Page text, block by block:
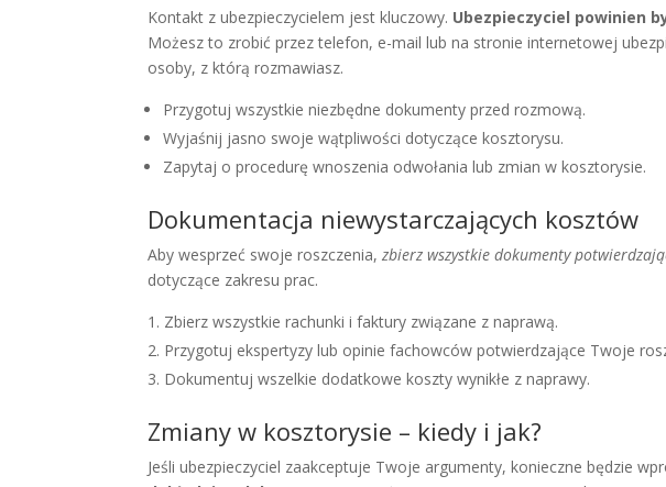
Kontakt z ubezpieczycielem jest kluczowy. Ubezpieczyciel powinien
Możesz to zrobić przez telefon, e-mail lub na stronie internetowej
osoby, z którą rozmawiasz.
Przygotuj wszystkie niezbędne dokumenty przed rozmową.
Wyjaśnij jasno swoje wątpliwości dotyczące kosztorysu.
Zapytaj o procedurę wnoszenia odwołania lub zmian w kosztorysie.
Dokumentacja niewystarczających kosztów
Aby wesprzeć swoje roszczenia,zbierz wszystkie dokumenty
dotyczące zakresu prac.
Zbierz wszystkie rachunki i faktury związane z naprawą.
Przygotuj ekspertyzy lub opinie fachowców potwierdzające Twoje
Dokumentuj wszelkie dodatkowe koszty wynikłe z naprawy.
Zmiany w kosztorysie – kiedy i jak?
Jeśli ubezpieczyciel zaakceptuje Twoje argumenty, konieczne będzie